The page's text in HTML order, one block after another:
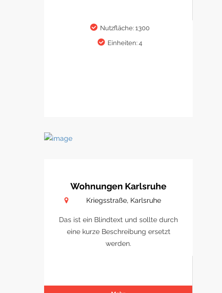
Nutzfläche: 1300
Einheiten: 4
Wohnungen Karlsruhe
Kriegsstraße, Karlsruhe
Das ist ein Blindtext und sollte durch
eine kurze Beschreibung ersetzt
werden.